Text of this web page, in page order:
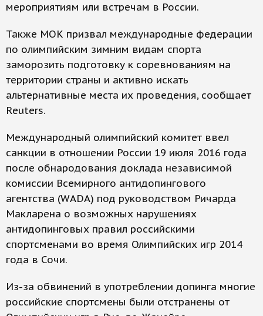
мероприятиям или встречам в России.
Также МОК призвал международные федерации
по олимпийским зимним видам спорта
заморозить подготовку к соревнованиям на
территории страны и активно искать
альтернативные места их проведения, сообщает
Reuters.
Международный олимпийский комитет ввел
санкции в отношении России 19 июля 2016 года
после обнародования доклада независимой
комиссии Всемирного антидопингового
агентства (WADA) под руководством Ричарда
Макларена о возможных нарушениях
антидопинговых правил российскими
спортсменами во время Олимпийских игр 2014
года в Сочи.
Из-за обвинений в употреблении допинга многие
российские спортсмены были отстранены от